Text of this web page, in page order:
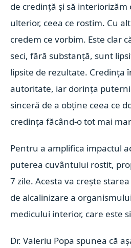
de credință și să interiorizăm
ulterior, ceea ce rostim. Cu
credem ce vorbim. Este clar
seci, fără substanță, sunt
lipsite de rezultate. Credința
autoritate, iar dorința
sinceră de a obține ceea ce
credința făcând-o tot mai
Pentru a amplifica impactul
puterea cuvântului rostit,
7 zile. Acesta va crește
de alcalinizare a
medicului interior, care este
Dr. Valeriu Popa spunea că